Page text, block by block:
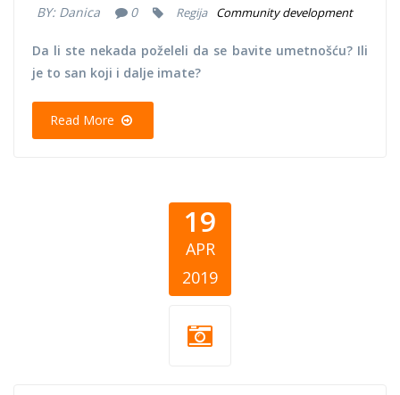
BY: Danica 0 Regija Community development
Da li ste nekada poželeli da se bavite umetnošću? Ili
je to san koji i dalje imate?
Read More
19
APR
2019